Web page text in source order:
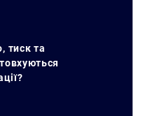
тиск та